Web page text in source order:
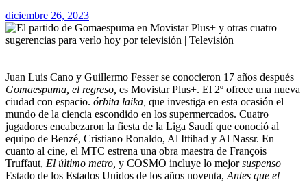
diciembre 26, 2023
Juan Luis Cano y Guillermo Fesser se conocieron 17 años después
Gomaespuma, el regreso, es Movistar Plus+. El 2º ofrece una nueva
ciudad con espacio. órbita laika, que investiga en esta ocasión el
mundo de la ciencia escondido en los supermercados. Cuatro
jugadores encabezaron la fiesta de la Liga Saudí que conoció al
equipo de Benzé, Cristiano Ronaldo, Al Ittihad y Al Nassr. En
cuanto al cine, el MTC estrena una obra maestra de François
Truffaut, El último metro, y COSMO incluye lo mejorsuspenso
Estado de los Estados Unidos de los años noventa, Antes que el